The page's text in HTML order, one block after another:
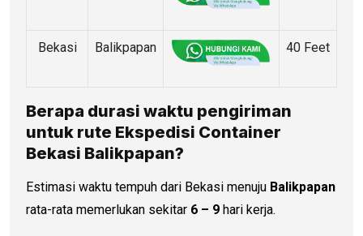
Bekasi Balikpapan 40 Feet
Berapa durasi waktu pengiriman
untuk rute Ekspedisi Container
Bekasi Balikpapan?
Estimasi waktu tempuh dari Bekasi menuju Balikpapan
rata-rata memerlukan sekitar 6 – 9 hari kerja.